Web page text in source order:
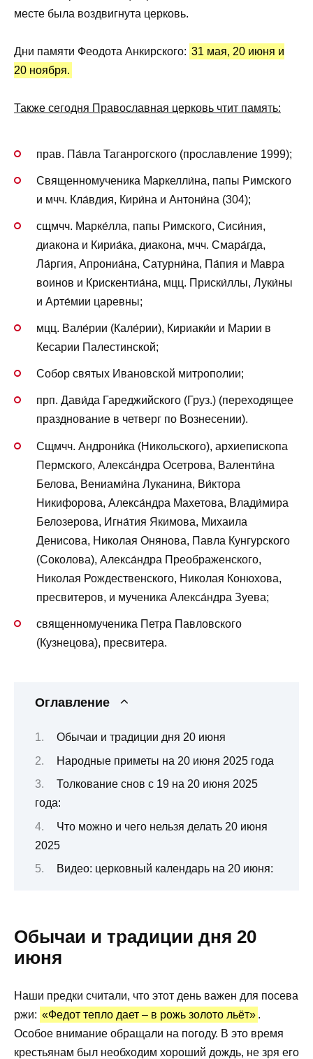
месте была воздвигнута церковь.
Дни памяти Феодота Анкирского: 31 мая, 20 июня и
20 ноября.
Также сегодня Православная церковь чтит память:
прав. Па́вла Таганрогского (прославление 1999);
Священномученика Маркелли́на, папы Римского
и мчч. Кла́вдия, Кири́на и Антони́на (304);
сщмчч. Марке́лла, папы Римского, Сиси́ния,
диакона и Кириа́ка, диакона, мчч. Смара́гда,
Ла́ргия, Апрониа́на, Сатурни́на, Па́пия и Мавра
воинов и Крискентиа́на, мцц. Приски́ллы, Луки́ны
и Арте́мии царевны;
мцц. Вале́рии (Кале́рии), Кириаки́и и Марии в
Кесарии Палестинской;
Собор святых Ивановской митрополии;
прп. Дави́да Гареджийского (Груз.) (переходящее
празднование в четверг по Вознесении).
Сщмчч. Андрони́ка (Никольского), архиепископа
Пермского, Алекса́ндра Осетрова, Валенти́на
Белова, Вениами́на Луканина, Ви́ктора
Никифорова, Алекса́ндра Махетова, Влади́мира
Белозерова, Игна́тия Якимова, Михаила
Денисова, Николая Онянова, Павла Кунгурского
(Соколова), Алекса́ндра Преображенского,
Николая Рождественского, Николая Конюхова,
пресвитеров, и мученика Алекса́ндра Зуева;
священномученика Петра Павловского
(Кузнецова), пресвитера.
Оглавление
Обычаи и традиции дня 20 июня
Народные приметы на 20 июня 2025 года
Толкование снов с 19 на 20 июня 2025
года:
Что можно и чего нельзя делать 20 июня
2025
Видео: церковный календарь на 20 июня:
Обычаи и традиции дня 20
июня
Наши предки считали, что этот день важен для посева
ржи: «Федот тепло дает – в рожь золото льёт» .
Особое внимание обращали на погоду. В это время
крестьянам был необходим хороший дождь, не зря его